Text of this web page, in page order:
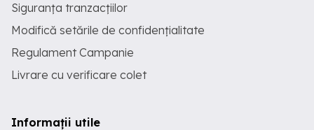
Siguranța tranzacțiilor
Modifică setările de confidențialitate
Regulament Campanie
Livrare cu verificare colet
Informații utile